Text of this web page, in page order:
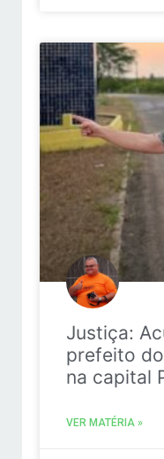
Justiça:
prefeito
na capital
VER MATÉRIA »